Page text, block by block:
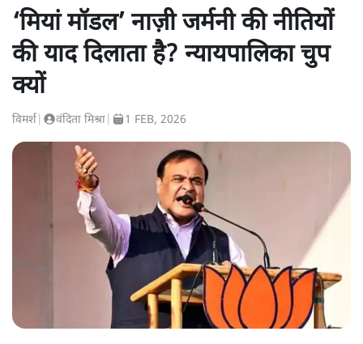
‘मियां मॉडल’ नाज़ी जर्मनी की नीतियों
की याद दिलाता है? न्यायपालिका चुप
क्यों
विमर्श वंदिता मिश्रा 1 FEB, 2026